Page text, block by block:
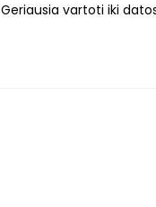
Geriausia vartoti iki